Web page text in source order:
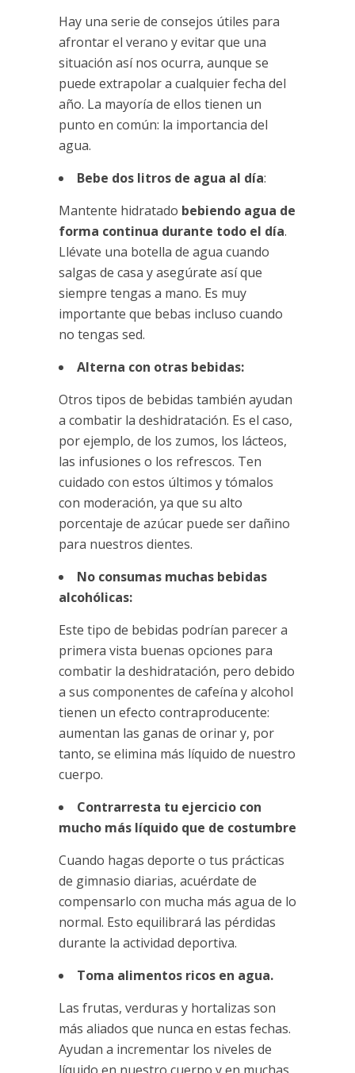
Hay una serie de consejos útiles para
afrontar el verano y evitar que una
situación así nos ocurra, aunque se
puede extrapolar a cualquier fecha del
año. La mayoría de ellos tienen un
punto en común: la importancia del
agua.
Bebe dos litros de agua al día:
Mantente hidratado bebiendo agua de
forma continua durante todo el día.
Llévate una botella de agua cuando
salgas de casa y asegúrate así que
siempre tengas a mano. Es muy
importante que bebas incluso cuando
no tengas sed.
Alterna con otras bebidas:
Otros tipos de bebidas también ayudan
a combatir la deshidratación. Es el caso,
por ejemplo, de los zumos, los lácteos,
las infusiones o los refrescos. Ten
cuidado con estos últimos y tómalos
con moderación, ya que su alto
porcentaje de azúcar puede ser dañino
para nuestros dientes.
No consumas muchas bebidas
alcohólicas:
Este tipo de bebidas podrían parecer a
primera vista buenas opciones para
combatir la deshidratación, pero debido
a sus componentes de cafeína y alcohol
tienen un efecto contraproducente:
aumentan las ganas de orinar y, por
tanto, se elimina más líquido de nuestro
cuerpo.
Contrarresta tu ejercicio con
mucho más líquido que de costumbre
Cuando hagas deporte o tus prácticas
de gimnasio diarias, acuérdate de
compensarlo con mucha más agua de lo
normal. Esto equilibrará las pérdidas
durante la actividad deportiva.
Toma alimentos ricos en agua.
Las frutas, verduras y hortalizas son
más aliados que nunca en estas fechas.
Ayudan a incrementar los niveles de